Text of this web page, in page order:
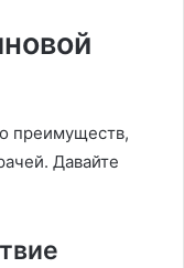
преимуществ,
Давайте